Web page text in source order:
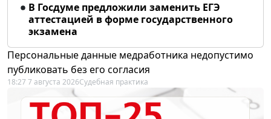
В Госдуме предложили заменить ЕГЭ
аттестацией в форме государственного
экзамена
Персональные данные медработника недопустимо
публиковать без его согласия
18:27 7 августа 2026Судебная практика